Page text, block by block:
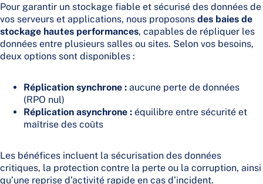
Pour garantir un stockage fiable et sécurisé des données de
vos serveurs et applications, nous proposons des baies de
stockage hautes performances, capables de répliquer les
données entre plusieurs salles ou sites. Selon vos besoins,
deux options sont disponibles :
Réplication synchrone : aucune perte de données
(RPO nul)
Réplication asynchrone : équilibre entre sécurité et
maîtrise des coûts
Les bénéfices incluent la sécurisation des données
critiques, la protection contre la perte ou la corruption, ainsi
qu’une reprise d’activité rapide en cas d’incident.